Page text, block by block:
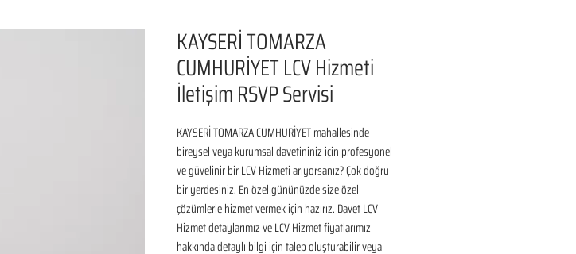
KAYSERİ TOMARZA
CUMHURİYET LCV Hizmeti
İletişim RSVP Servisi
KAYSERİ TOMARZA CUMHURİYET mahallesinde
bireysel veya kurumsal davetininiz için profesyonel
ve güvelinir bir LCV Hizmeti arıyorsanız? Çok doğru
bir yerdesiniz. En özel gününüzde size özel
çözümlerle hizmet vermek için hazırız. Davet LCV
Hizmet detaylarımız ve LCV Hizmet fiyatlarımız
hakkında detaylı bilgi için talep oluşturabilir veya